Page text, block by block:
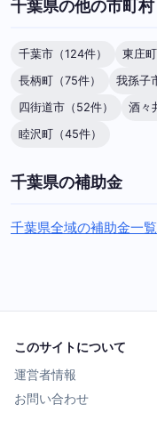
千葉県の他の市町村
千葉市（124件） 東庄
長柄町（75件）
我孫子
四街道市（52件）
酒々
睦沢町（45件）
千葉県の補助金
千葉県全域の補助金一
このサイトについて
運営者情報
お問い合わせ